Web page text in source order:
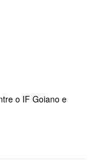
o IF Goiano e